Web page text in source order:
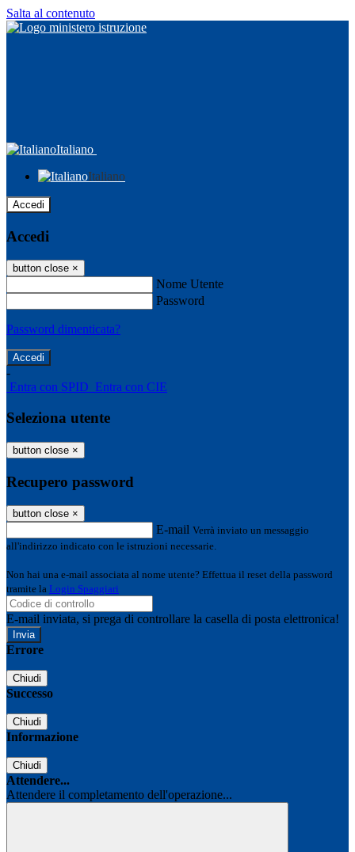
Salta al contenuto
Italiano
Italiano
Accedi
Accedi
button close ×
Nome Utente
Password
Password dimenticata?
-
Entra con SPID Entra con CIE
Seleziona utente
button close ×
Recupero password
button close ×
E-mail Verrà inviato un messaggio
all'indirizzo indicato con le istruzioni necessarie.
Non hai una e-mail associata al nome utente? Effettua il reset della password
tramite la Login Spaggiari
E-mail inviata, si prega di controllare la casella di posta elettronica!
Errore
Chiudi
Successo
Chiudi
Informazione
Chiudi
Attendere...
Attendere il completamento dell'operazione...